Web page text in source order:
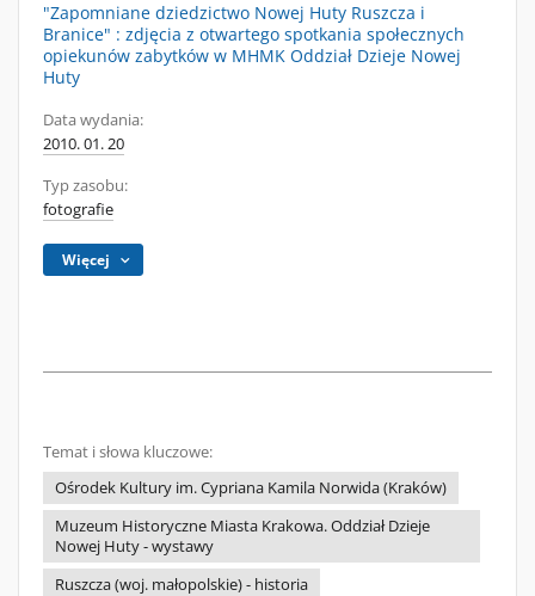
"Zapomniane dziedzictwo Nowej Huty Ruszcza i
Branice" : zdjęcia z otwartego spotkania społecznych
opiekunów zabytków w MHMK Oddział Dzieje Nowej
Huty
Data wydania:
2010. 01. 20
Typ zasobu:
fotografie
Więcej
Temat i słowa kluczowe:
Ośrodek Kultury im. Cypriana Kamila Norwida (Kraków)
Muzeum Historyczne Miasta Krakowa. Oddział Dzieje
Nowej Huty - wystawy
Ruszcza (woj. małopolskie) - historia